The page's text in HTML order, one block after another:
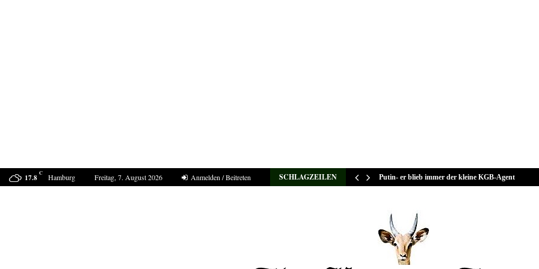
17.8 C Hamburg Freitag, 7. August 2026 Anmelden / Beitreten SCHLAGZEILEN
ProDogRomania e.V. weist die moralische Schuld dem… Putin- er blieb immer der kleine KGB-Agent